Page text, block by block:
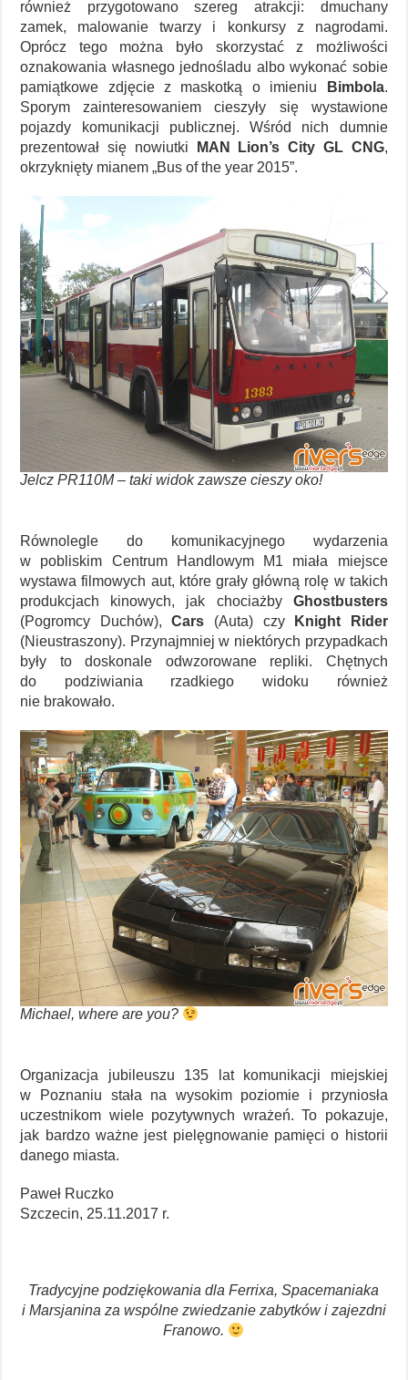
również przygotowano szereg atrakcji: dmuchany
zamek, malowanie twarzy i konkursy z nagrodami.
Oprócz tego można było skorzystać z możliwości
oznakowania własnego jednośladu albo wykonać sobie
pamiątkowe zdjęcie z maskotką o imieniu
Bimbola.
Sporym zainteresowaniem cieszyły się wystawione
pojazdy komunikacji publicznej. Wśród nich dumnie
prezentował się nowiutki
MAN Lion’s City GL CNG,
okrzyknięty mianem „Bus of the year 2015”.
Jelcz PR110M – taki widok zawsze cieszy oko!
Równolegle do komunikacyjnego wydarzenia
w pobliskim Centrum Handlowym M1 miała miejsce
wystawa filmowych aut, które grały główną rolę w takich
produkcjach kinowych, jak chociażby Ghostbusters
(Pogromcy Duchów),Cars (Auta) czy
Knight Rider
(Nieustraszony). Przynajmniej w niektórych przypadkach
były to doskonale odwzorowane repliki. Chętnych
do podziwiania rzadkiego widoku również
nie brakowało.
Michael, where are you?
Organizacja jubileuszu 135 lat komunikacji miejskiej
w Poznaniu stała na wysokim poziomie i przyniosła
uczestnikom wiele pozytywnych wrażeń. To pokazuje,
jak bardzo ważne jest pielęgnowanie pamięci o historii
danego miasta.
Paweł Ruczko
Szczecin, 25.11.2017 r.
Tradycyjne podziękowania dla Ferrixa, Spacemaniaka
i Marsjanina za wspólne zwiedzanie zabytków i zajezdni
Franowo.